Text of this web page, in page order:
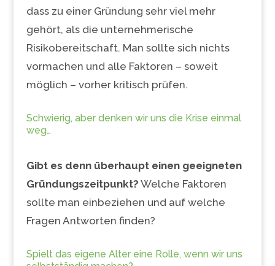
dass zu einer Gründung sehr viel mehr
gehört, als die unternehmerische
Risikobereitschaft. Man sollte sich nichts
vormachen und alle Faktoren – soweit
möglich – vorher kritisch prüfen.
Schwierig, aber denken wir uns die Krise einmal
weg…
Gibt es denn überhaupt einen geeigneten
Gründungszeitpunkt? Welche Faktoren
sollte man einbeziehen und auf welche
Fragen Antworten finden?
Spielt das eigene Alter eine Rolle, wenn wir uns